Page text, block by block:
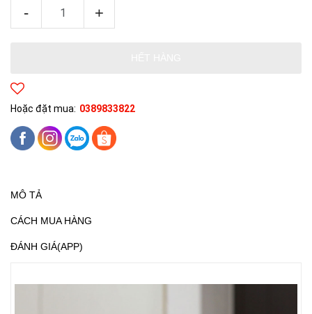
- +
Hoặc đặt mua: 0389833822
MÔ TẢ
CÁCH MUA HÀNG
ĐÁNH GIÁ(APP)